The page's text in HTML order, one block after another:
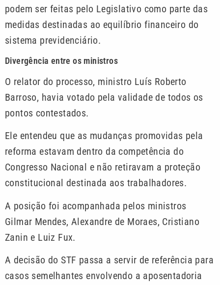
podem ser feitas pelo Legislativo como parte das
medidas destinadas ao equilíbrio financeiro do
sistema previdenciário.
Divergência entre os ministros
O relator do processo, ministro Luís Roberto
Barroso, havia votado pela validade de todos os
pontos contestados.
Ele entendeu que as mudanças promovidas pela
reforma estavam dentro da competência do
Congresso Nacional e não retiravam a proteção
constitucional destinada aos trabalhadores.
A posição foi acompanhada pelos ministros
Gilmar Mendes, Alexandre de Moraes, Cristiano
Zanin e Luiz Fux.
A decisão do STF passa a servir de referência para
casos semelhantes envolvendo a aposentadoria